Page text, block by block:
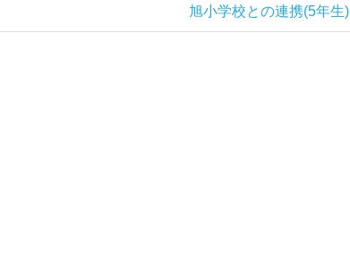
次
の
旭小学校との連携(5年生)